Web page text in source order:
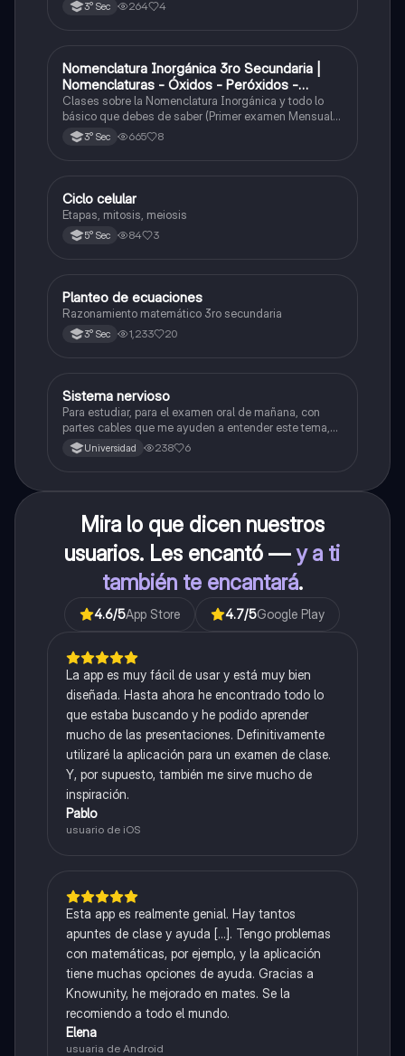
3° Sec 264 4
Química
Nomenclatura Inorgánica 3ro Secundaria |
Nomenclaturas - Óxidos - Peróxidos -
Hidróxido o Bases
Clases sobre la Nomenclatura Inorgánica y todo lo
básico que debes de saber (Primer examen Mensual
2025)3° Sec 665 8
Biología
Ciclo celular
Etapas, mitosis, meiosis
5° Sec 84 3
Matemáticas
Planteo de ecuaciones
Razonamiento matemático 3ro secundaria
3° Sec 1,233 20
Biología
Sistema nervioso
Para estudiar, para el examen oral de mañana, con
partes cables que me ayuden a entender este tema,
porque se me complica un poco ya que el tema es
muy extenso y quisiera poder lograr entenderlo
Universidad 238 6
Mira lo que dicen nuestros
usuarios. Les encantó —y a ti
también te encantará.
4.6/5App Store 4.7/5Google Play
La app es muy fácil de usar y está muy bien
diseñada. Hasta ahora he encontrado todo lo
que estaba buscando y he podido aprender
mucho de las presentaciones. Definitivamente
utilizaré la aplicación para un examen de clase.
Y, por supuesto, también me sirve mucho de
inspiración.
Pablo
usuario de iOS
Esta app es realmente genial. Hay tantos
apuntes de clase y ayuda [...]. Tengo problemas
con matemáticas, por ejemplo, y la aplicación
tiene muchas opciones de ayuda. Gracias a
Knowunity, he mejorado en mates. Se la
recomiendo a todo el mundo.
Elena
usuaria de Android